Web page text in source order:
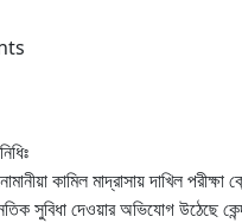
কামিল মাদ্রাসায় দাখিল
সুবিধা দেওয়ার অভিযোগ উঠেছে